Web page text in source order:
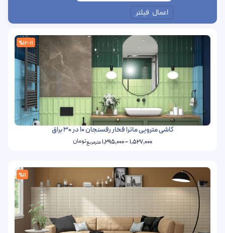
اعمال فیلتر
%12-11
کاشی مترویی ماترا فخار رفسنجان 10 در 30 براق
1,527,000
–
1,295,000مترمربعتومان
%11